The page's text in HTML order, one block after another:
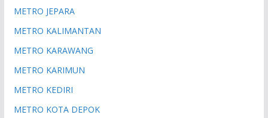
METRO JEPARA
METRO KALIMANTAN
METRO KARAWANG
METRO KARIMUN
METRO KEDIRI
METRO KOTA DEPOK